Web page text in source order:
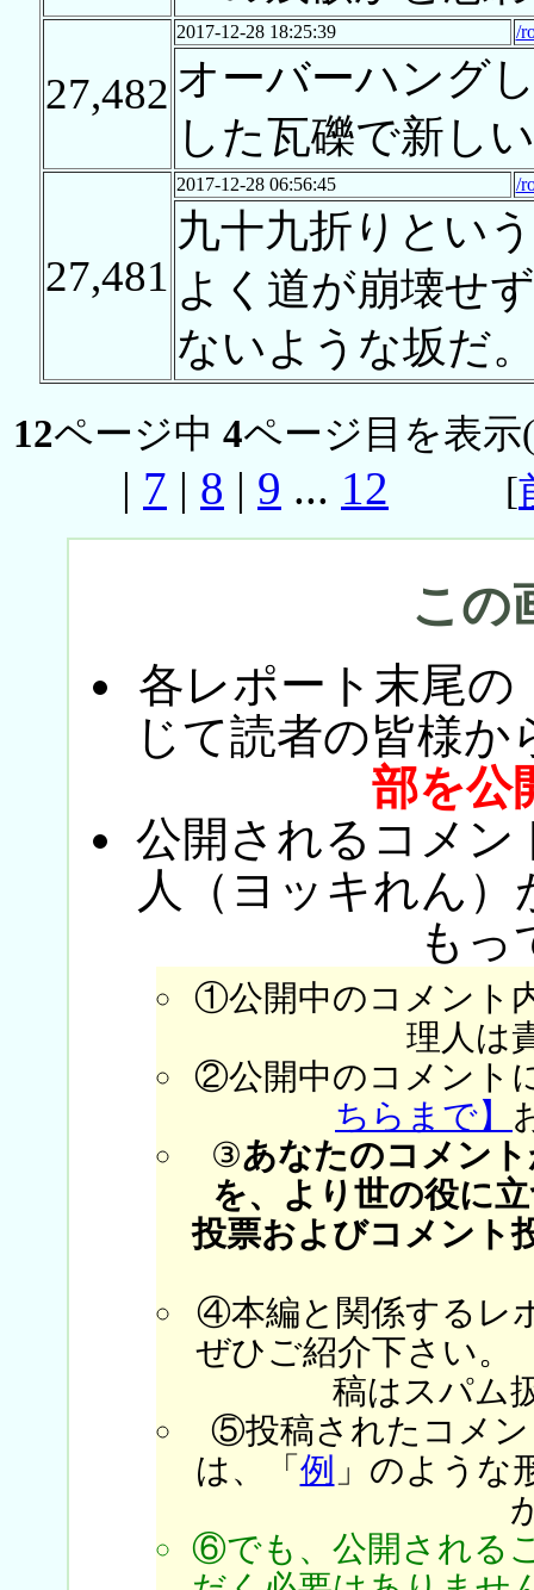
27,482
2017-12-28 18:25:39 /
オーバーハング
した瓦礫で新し
27,481
2017-12-28 06:56:45 /
九十九折りとい
よく道が崩壊せ
ないような坂だ
12ページ中 4ページ目を表示
| 7 | 8 | 9 ... 12 [
この
各レポート末尾の
じて読者の皆様か
部を公
公開されるコメン
人（ヨッキれん
もっ
①公開中のコメント
理人は
②公開中のコメント
ちらまで】
③あなたのコメン
を、より世の役に
投票およびコメント
④本編と関係するレ
ぜひご紹介下さい。
稿はスパム
⑤投稿されたコメン
は、「 例 」のような
⑥でも、公開される